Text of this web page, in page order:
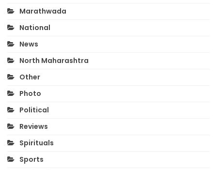
Marathwada
National
News
North Maharashtra
Other
Photo
Political
Reviews
Spirituals
Sports